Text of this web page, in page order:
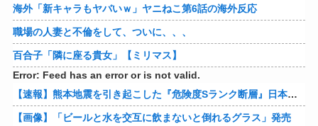
海外「新キャラもヤバいｗ」ヤニねこ第6話の海外反応
職場の人妻と不倫をして、ついに、、、
百合子「隣に座る貴女」【ミリマス】
Error: Feed has an error or is not valid.
【速報】熊本地震を引き起こした『危険度Sランク断層』日本のド真ん中に10カ所もあると判明
【画像】「ビールと水を交互に飲まないと倒れるグラス」発売